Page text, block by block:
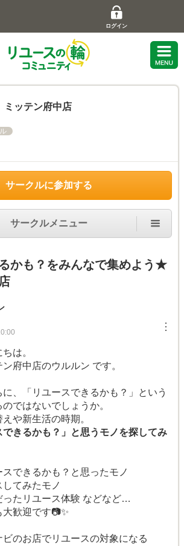
ログイン
ッテン府中店
サークルに参加する
サークルメニュー
かも？をみんなで集めよう★
︙
は。
府中店のウルルン です。
、「リユースできるかも？」という
ではないでしょうか。
や新生活の時期。
きるかも？」と思うモノを探してみ
スできるかも？と思ったモノ
してみたモノ
ったリユース体験 などなど…
歓迎です📷✨
ビのお店でリユースの対象になる